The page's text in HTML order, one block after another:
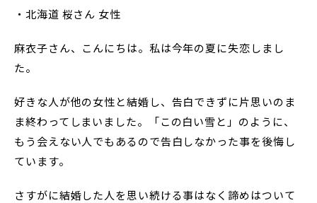
・北海道 桜さん 女性
麻衣子さん、こんにちは。私は今年の夏に失恋しまし
た。
好きな人が他の女性と結婚し、告白できずに片思いのま
ま終わってしまいました。「この白い雪と」のように、
もう会えない人でもあるので告白しなかった事を後悔し
ています。
さすがに結婚した人を思い続ける事はなく諦めはついて